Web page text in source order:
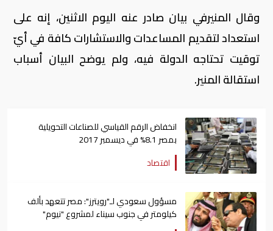
وقال المنيرفي بيان صادر عنه اليوم الاثنين، إنه على
استعداد لتقديم المساعدات والاستشارات كافة في أيّ
توقيت تحتاجه الدولة فيه، ولم يوضح البيان أسباب
استقالة المنير.
انخفاض الرقم القياسي للصناعات التحويلية
بمصر 8.1% في ديسمبر 2017
اقتصاد
مسؤول سعودي لـ"رويترز": مصر تتعهد بألف
كيلومتر في جنوب سيناء لمشروع "نيوم"